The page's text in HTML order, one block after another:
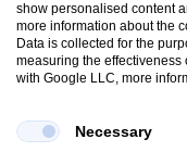
Instagram
UNSERE
show personalised content
more information about the
Data is collected for the
measuring the effectiveness
with Google LLC, more
Necessary